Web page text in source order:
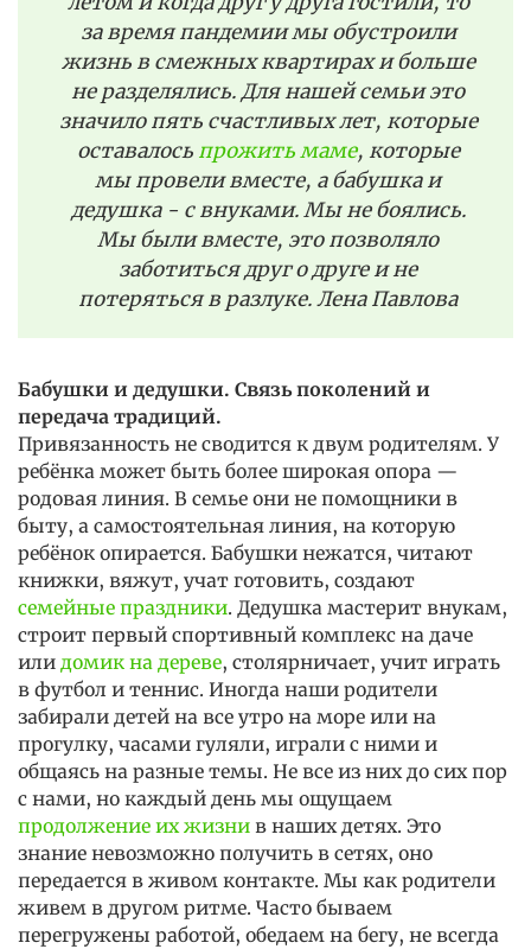
за время пандемии мы обустроили
жизнь в смежных квартирах и больше
не разделялись. Для нашей семьи это
значило пять счастливых лет, которые
оставалось прожить маме, которые
мы провели вместе, а бабушка и
дедушка - с внуками. Мы не боялись.
Мы были вместе, это позволяло
заботиться друг о друге и не
потеряться в разлуке. Лена Павлова
Бабушки и дедушки. Связь поколений и
передача традиций.
Привязанность не сводится к двум родителям. У
ребёнка может быть более широкая опора —
родовая линия. В семье они не помощники в
быту, а самостоятельная линия, на которую
ребёнок опирается. Бабушки нежатся, читают
книжки, вяжут, учат готовить, создают
семейные праздники. Дедушка мастерит внукам,
строит первый спортивный комплекс на даче
или домик на дереве, столярничает, учит играть
в футбол и теннис. Иногда наши родители
забирали детей на все утро на море или на
прогулку, часами гуляли, играли с ними и
общаясь на разные темы. Не все из них до сих пор
с нами, но каждый день мы ощущаем
продолжение их жизни в наших детях. Это
знание невозможно получить в сетях, оно
передается в живом контакте. Мы как родители
живем в другом ритме. Часто бываем
перегружены работой, обедаем на бегу, не всегда